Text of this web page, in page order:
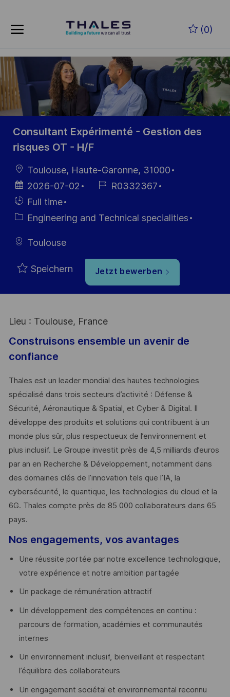
(0)
-
Consultant Expérimenté - Gestion des
risques OT - H/F
Ort
Toulouse, Haute-Garonne, 31000
Datum der
Veröffentlichung
2026-07-02
Job- R0332367
Einstellunngstyp
Full time
Kategorie
Engineering and Technical specialities
Toulouse
Speichern Jetzt bewerben
Lieu : Toulouse, France
Construisons ensemble un avenir de
confiance
Thales est un leader mondial des hautes technologies
spécialisé dans trois secteurs d’activité : Défense &
Sécurité, Aéronautique & Spatial, et Cyber & Digital. Il
développe des produits et solutions qui contribuent à un
monde plus sûr, plus respectueux de l’environnement et
plus inclusif. Le Groupe investit près de 4,5 milliards d’euros
par an en Recherche & Développement, notamment dans
des domaines clés de l’innovation tels que l’IA, la
cybersécurité, le quantique, les technologies du cloud et la
6G. Thales compte près de 85 000 collaborateurs dans 65
pays. ​
Nos engagements, vos avantages
Une réussite portée par notre excellence technologique,
votre expérience et notre ambition partagée
Un package de rémunération attractif
Un développement des compétences en continu :
parcours de formation, académies et communautés
internes
Un environnement inclusif, bienveillant et respectant
l’équilibre des collaborateurs
Un engagement sociétal et environnemental reconnu